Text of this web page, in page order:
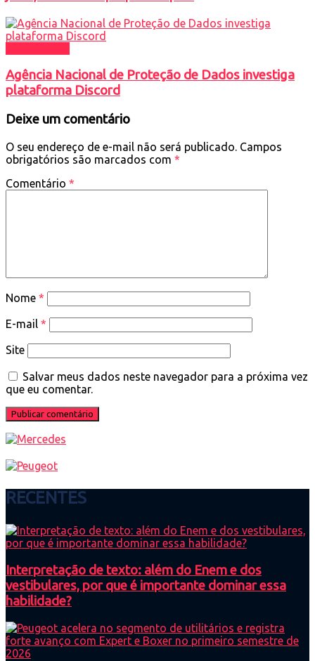
Agência Nacional de Proteção de Dados investiga
plataforma Discord
Deixe um comentário
O seu endereço de e-mail não será publicado. Campos
obrigatórios são marcados com *
Comentário *
Nome *
E-mail *
Site
Salvar meus dados neste navegador para a próxima vez
que eu comentar.
RECENTES
Interpretação de texto: além do Enem e dos
vestibulares, por que é importante dominar essa
habilidade?